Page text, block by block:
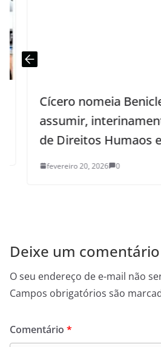
Cícero nomeia
assumir,
de Direitos Humaos e
fevereiro 20, 2026 0
Deixe um comentário
O seu endereço de e-mail não
Campos obrigatórios são
Comentário *